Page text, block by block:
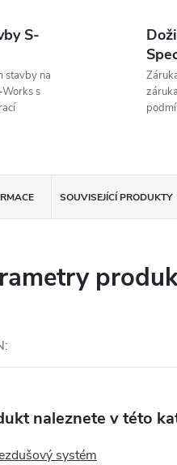
S-
stavby na
s
SOUVISEJÍCÍ PRODUKTY
:
naleznete v této
systém